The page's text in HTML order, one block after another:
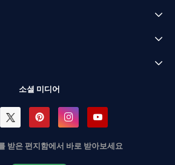
소셜 미디어
받은 편지함에서 바로 받아보세요